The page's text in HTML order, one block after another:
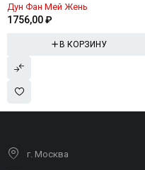
Дун Фан Мей Жень
1756,00₽
В КОРЗИНУ
г. Москва